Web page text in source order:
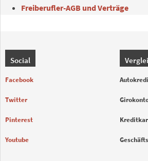
Freiberufler-AGB und Verträge
Social
Facebook
Twitter
Pinterest
Youtube